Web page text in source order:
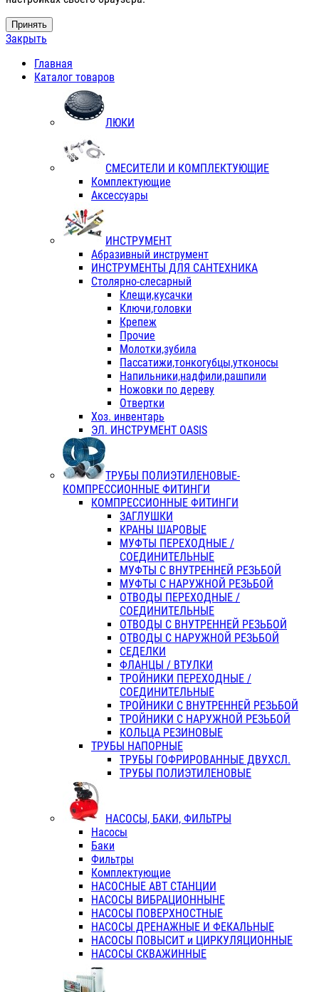
Принять
Закрыть
Главная
Каталог товаров
ЛЮКИ
СМЕСИТЕЛИ И КОМПЛЕКТУЮЩИЕ
Комплектующие
Аксессуары
ИНСТРУМЕНТ
Абразивный инструмент
ИНСТРУМЕНТЫ ДЛЯ САНТЕХНИКА
Столярно-слесарный
Клещи,кусачки
Ключи,головки
Крепеж
Прочие
Молотки,зубила
Пассатижи,тонкогубцы,утконосы
Напильники,надфили,рашпили
Ножовки по дереву
Отвертки
Хоз. инвентарь
ЭЛ. ИНСТРУМЕНТ OASIS
ТРУБЫ ПОЛИЭТИЛЕНОВЫЕ-
КОМПРЕССИОННЫЕ ФИТИНГИ
КОМПРЕССИОННЫЕ ФИТИНГИ
ЗАГЛУШКИ
КРАНЫ ШАРОВЫЕ
МУФТЫ ПЕРЕХОДНЫЕ /
СОЕДИНИТЕЛЬНЫЕ
МУФТЫ С ВНУТРЕННЕЙ РЕЗЬБОЙ
МУФТЫ С НАРУЖНОЙ РЕЗЬБОЙ
ОТВОДЫ ПЕРЕХОДНЫЕ /
СОЕДИНИТЕЛЬНЫЕ
ОТВОДЫ С ВНУТРЕННЕЙ РЕЗЬБОЙ
ОТВОДЫ С НАРУЖНОЙ РЕЗЬБОЙ
СЕДЕЛКИ
ФЛАНЦЫ / ВТУЛКИ
ТРОЙНИКИ ПЕРЕХОДНЫЕ /
СОЕДИНИТЕЛЬНЫЕ
ТРОЙНИКИ С ВНУТРЕННЕЙ РЕЗЬБОЙ
ТРОЙНИКИ С НАРУЖНОЙ РЕЗЬБОЙ
КОЛЬЦА РЕЗИНОВЫЕ
ТРУБЫ НАПОРНЫЕ
ТРУБЫ ГОФРИРОВАННЫЕ ДВУХСЛ.
ТРУБЫ ПОЛИЭТИЛЕНОВЫЕ
НАСОСЫ, БАКИ, ФИЛЬТРЫ
Насосы
Баки
Фильтры
Комплектующие
НАСОСНЫЕ АВТ СТАНЦИИ
НАСОСЫ ВИБРАЦИОННЫНЕ
НАСОСЫ ПОВЕРХНОСТНЫЕ
НАСОСЫ ДРЕНАЖНЫЕ И ФЕКАЛЬНЫЕ
НАСОСЫ ПОВЫСИТ и ЦИРКУЛЯЦИОННЫЕ
НАСОСЫ СКВАЖИННЫЕ